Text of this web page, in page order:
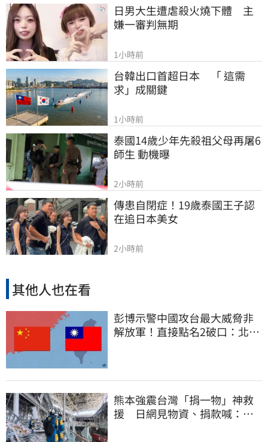
日男大生遭虐殺火燒下體　主
嫌一審判無期
1小時前
台韓出口首超日本　「 這需
求」成關鍵
1小時前
泰國14歲少年先殺祖父母再屠6
師生 動機曝
2小時前
傳患自閉症！19歲泰國王子認
在追日本美女
2小時前
其他人也在看
彭博示警中國攻台最大威脅非
解放軍！直接點名2破口：北京
熊本強震台灣「捐一物」神救
援 日網見物資、捐款喊：給